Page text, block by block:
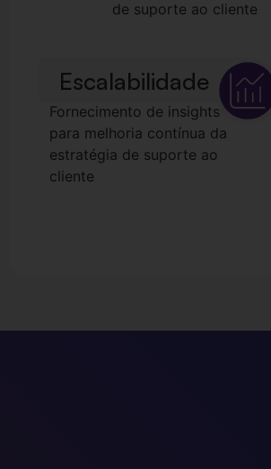
de suporte ao cliente
Escalabilidade
Fornecimento de insights
para melhoria contínua da
estratégia de suporte ao
cliente